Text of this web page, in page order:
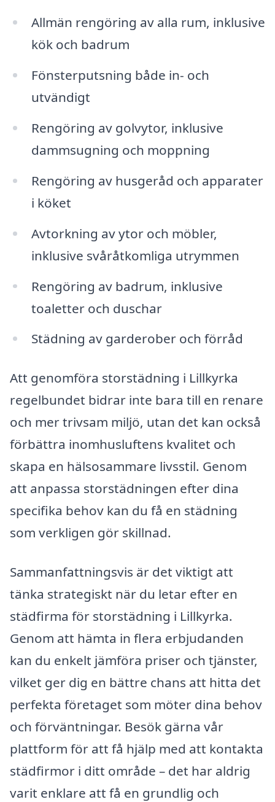
Allmän rengöring av alla rum, inklusive
kök och badrum
Fönsterputsning både in- och
utvändigt
Rengöring av golvytor, inklusive
dammsugning och moppning
Rengöring av husgeråd och apparater
i köket
Avtorkning av ytor och möbler,
inklusive svåråtkomliga utrymmen
Rengöring av badrum, inklusive
toaletter och duschar
Städning av garderober och förråd
Att genomföra storstädning i Lillkyrka
regelbundet bidrar inte bara till en renare
och mer trivsam miljö, utan det kan också
förbättra inomhusluftens kvalitet och
skapa en hälsosammare livsstil. Genom
att anpassa storstädningen efter dina
specifika behov kan du få en städning
som verkligen gör skillnad.
Sammanfattningsvis är det viktigt att
tänka strategiskt när du letar efter en
städfirma för storstädning i Lillkyrka.
Genom att hämta in flera erbjudanden
kan du enkelt jämföra priser och tjänster,
vilket ger dig en bättre chans att hitta det
perfekta företaget som möter dina behov
och förväntningar. Besök gärna vår
plattform för att få hjälp med att kontakta
städfirmor i ditt område – det har aldrig
varit enklare att få en grundlig och